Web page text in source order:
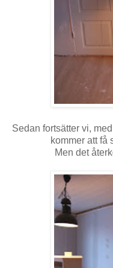
Sedan fortsätter vi,
kommer att
Men det